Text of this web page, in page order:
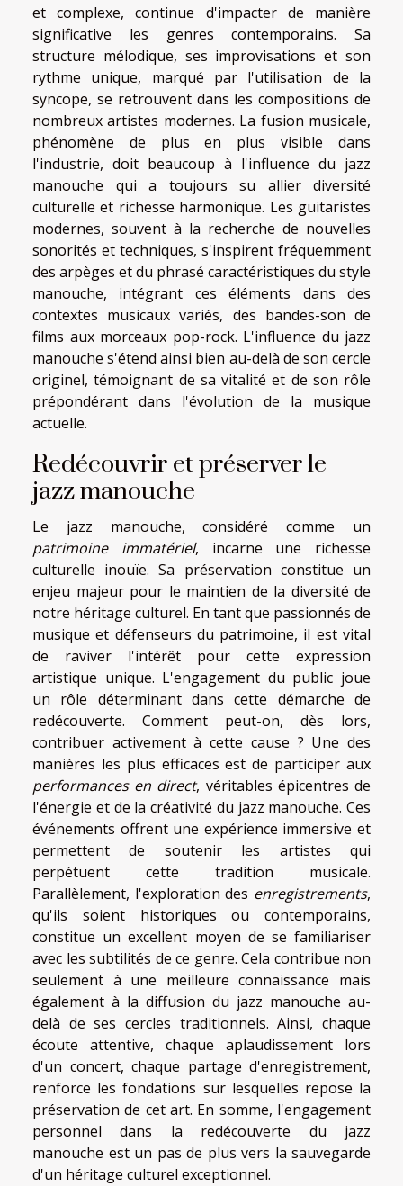
et complexe, continue d'impacter de manière
significative les genres contemporains. Sa
structure mélodique, ses improvisations et son
rythme unique, marqué par l'utilisation de la
syncope, se retrouvent dans les compositions de
nombreux artistes modernes. La fusion musicale,
phénomène de plus en plus visible dans
l'industrie, doit beaucoup à l'influence du jazz
manouche qui a toujours su allier diversité
culturelle et richesse harmonique. Les guitaristes
modernes, souvent à la recherche de nouvelles
sonorités et techniques, s'inspirent fréquemment
des arpèges et du phrasé caractéristiques du style
manouche, intégrant ces éléments dans des
contextes musicaux variés, des bandes-son de
films aux morceaux pop-rock. L'influence du jazz
manouche s'étend ainsi bien au-delà de son cercle
originel, témoignant de sa vitalité et de son rôle
prépondérant dans l'évolution de la musique
actuelle.
Redécouvrir et préserver le
jazz manouche
Le jazz manouche, considéré comme un
patrimoine immatériel, incarne une richesse
culturelle inouïe. Sa préservation constitue un
enjeu majeur pour le maintien de la diversité de
notre héritage culturel. En tant que passionnés de
musique et défenseurs du patrimoine, il est vital
de raviver l'intérêt pour cette expression
artistique unique. L'engagement du public joue
un rôle déterminant dans cette démarche de
redécouverte. Comment peut-on, dès lors,
contribuer activement à cette cause ? Une des
manières les plus efficaces est de participer aux
performances en direct, véritables épicentres de
l'énergie et de la créativité du jazz manouche. Ces
événements offrent une expérience immersive et
permettent de soutenir les artistes qui
perpétuent cette tradition musicale.
Parallèlement, l'exploration des enregistrements,
qu'ils soient historiques ou contemporains,
constitue un excellent moyen de se familiariser
avec les subtilités de ce genre. Cela contribue non
seulement à une meilleure connaissance mais
également à la diffusion du jazz manouche au-
delà de ses cercles traditionnels. Ainsi, chaque
écoute attentive, chaque aplaudissement lors
d'un concert, chaque partage d'enregistrement,
renforce les fondations sur lesquelles repose la
préservation de cet art. En somme, l'engagement
personnel dans la redécouverte du jazz
manouche est un pas de plus vers la sauvegarde
d'un héritage culturel exceptionnel.